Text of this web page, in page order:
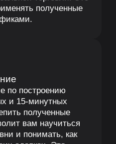
уровни для
ложные пробои.
сигналы для
уверенность
реальных